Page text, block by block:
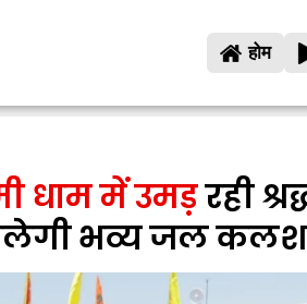
होम
धाम में उमड़रही
भव्य जल कलश